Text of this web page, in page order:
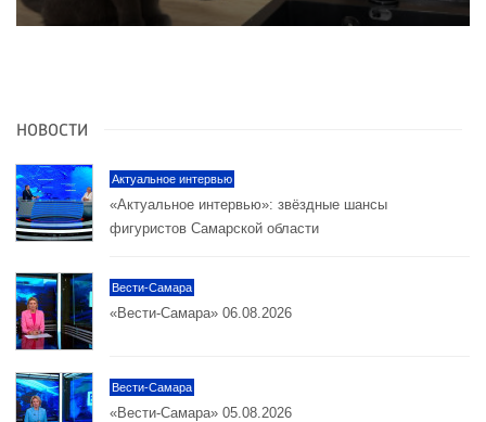
НОВОСТИ
Актуальное интервью
«Актуальное интервью»: звёздные шансы
фигуристов Самарской области
Вести-Самара
«Вести-Самара» 06.08.2026
Вести-Самара
«Вести-Самара» 05.08.2026